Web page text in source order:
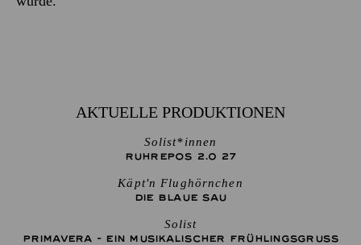
AKTUELLE PRODUKTIONEN
Solist*innen
RUHREPOS 2.0 27
Käpt'n Flughörnchen
DIE BLAUE SAU
Solist
PRIMAVERA - EIN MUSIKALISCHER FRÜHLINGSGRUSS